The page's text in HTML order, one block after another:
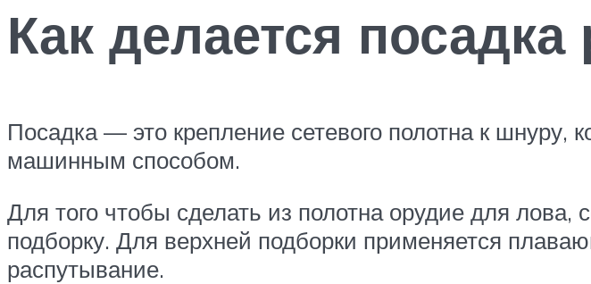
Как делается
Посадка — это крепление сетевого полотна к шнуру,
машинным способом.
Для того чтобы сделать из полотна орудие для
подборку. Для верхней подборки применяется
распутывание.